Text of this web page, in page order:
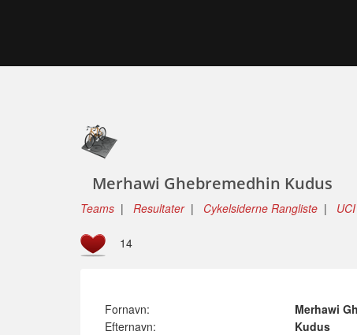
Merhawi Ghebremedhin Kudus
Teams | Resultater| Cykelsiderne Rangliste |
14
Fornavn:
Merhawi
Efternavn:
Kudus